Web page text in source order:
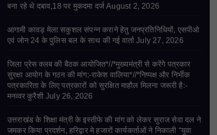
बना रहे थे दबाव,18 पर मुकदमा दर्ज August 2, 2026
आगामी कावड़ मेला सकुशल संपन्न कराने हेतु जनप्रतिनिधियों, एसपीओ
एवं जोन 24 के पुलिस बल के साथ की गई वार्ता July 27, 2026
जिला प्रेस क्लब की बैठक आयोजित*//*मुख्यमंत्री से करेंगे पत्रकार
सुरक्षा आयोग के गठन की मांग:-राकेश वालिया*//*निष्पक्ष और निर्भीक
पत्रकारिता के लिए पत्रकारों को सुरक्षित माहौल मिलना जरूरी है:-
मनव्वर कुरैशी July 26, 2026
उत्तराखंड के शिक्षा मंत्री के इस्तीफे की मांग को लेकर सुराज सेवा दल ने
जमकर किया प्रदर्शन, हरिद्वार मे हजारों कार्यकर्ताओं ने निकाली “युवा